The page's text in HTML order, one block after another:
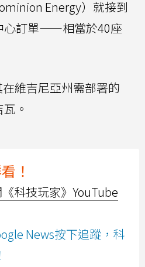
Energy）就接到
心訂單——相當於40座
維吉尼亞州需部署的
。
！
科技玩家》YouTube
News按下追蹤，科